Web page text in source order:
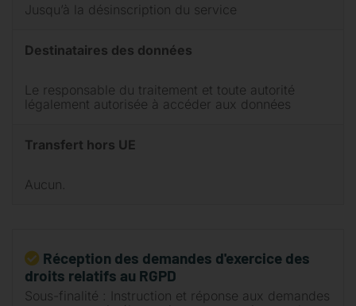
Jusqu’à la désinscription du service
Destinataires des données
Le responsable du traitement et toute autorité
légalement autorisée à accéder aux données
Transfert hors UE
Aucun.
Réception des demandes d'exercice des
droits relatifs au RGPD
Sous-finalité : Instruction et réponse aux demandes